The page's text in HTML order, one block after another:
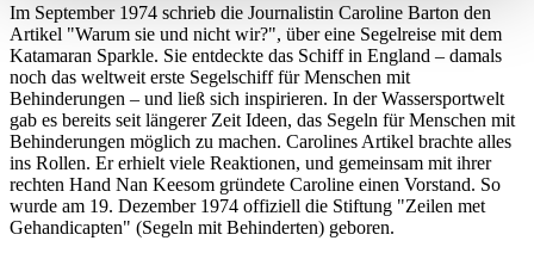
Im September 1974 schrieb die Journalistin Caroline Barton den
Artikel "Warum sie und nicht wir?", über eine Segelreise mit dem
Katamaran Sparkle. Sie entdeckte das Schiff in England – damals
noch das weltweit erste Segelschiff für Menschen mit
Behinderungen – und ließ sich inspirieren. In der Wassersportwelt
gab es bereits seit längerer Zeit Ideen, das Segeln für Menschen mit
Behinderungen möglich zu machen. Carolines Artikel brachte alles
ins Rollen. Er erhielt viele Reaktionen, und gemeinsam mit ihrer
rechten Hand Nan Keesom gründete Caroline einen Vorstand. So
wurde am 19. Dezember 1974 offiziell die Stiftung "Zeilen met
Gehandicapten" (Segeln mit Behinderten) geboren.